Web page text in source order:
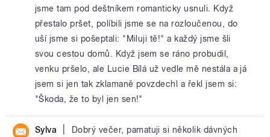
jsme tam pod deštníkem romanticky usnuli. Když
přestalo pršet, políbili jsme se na rozloučenou, do
uší jsme si pošeptali: "Miluji tě!" a každý jsme šli
svou cestou domů. Když jsem se ráno probudil,
venku pršelo, ale Lucie Bílá už vedle mě nestála a já
jsem si jen tak zklamaně povzdechl a řekl jsem si:
"Škoda, že to byl jen sen!"
Sylva
Dobrý večer, pamatuji si několik dávných